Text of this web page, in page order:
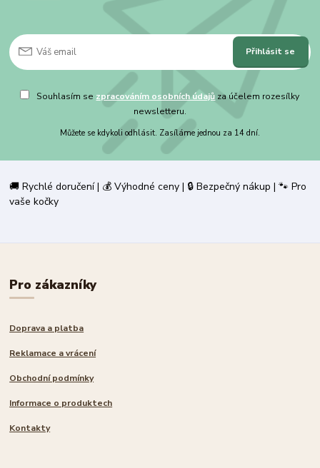
Přihlásit se
Souhlasím se zpracováním osobních údajů za účelem rozesílky
newsletteru.
Můžete se kdykoli odhlásit. Zasíláme jednou za 14 dní.
🚚 Rychlé doručení | 💰 Výhodné ceny | 🔒 Bezpečný nákup | 🐾 Pro
vaše kočky
Pro zákazníky
Doprava a platba
Reklamace a vrácení
Obchodní podmínky
Informace o produktech
Kontakty